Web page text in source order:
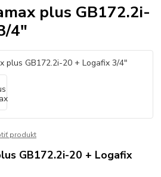
plus GB172.2i-
4"
produkt
GB172.2i-20 + Logafix